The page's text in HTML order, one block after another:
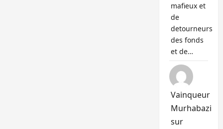
mafieux et
de
detourneurs
des fonds
et de…
Vainqueur
Murhabazi
sur